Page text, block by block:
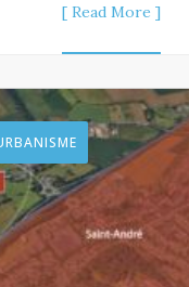
[ Read More ]